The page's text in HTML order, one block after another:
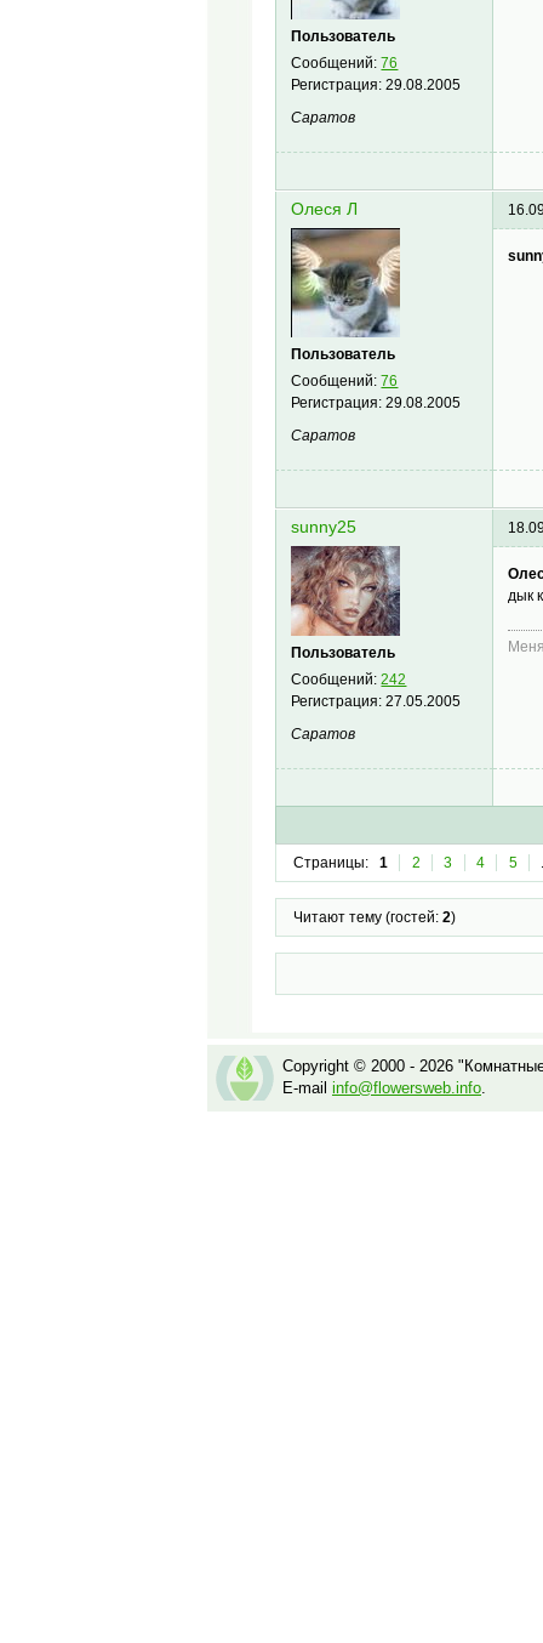
Пользователь
Сообщений:76
Регистрация:29.08.2005
Саратов
Олеся Л
Пользователь
Сообщений:76
Регистрация:29.08.2005
Саратов
sunny25
Пользователь
Сообщений:242
Регистрация:27.05.2005
Саратов
дык
Страницы: 1 2 3 4 5
Читают тему (гостей: 2)
Copyright © 2000 - 2026
E-mail info@flowersweb.info.